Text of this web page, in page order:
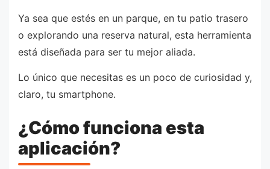
Ya sea que estés en un parque, en tu patio trasero
o explorando una reserva natural, esta herramienta
está diseñada para ser tu mejor aliada.
Lo único que necesitas es un poco de curiosidad y,
claro, tu smartphone.
¿Cómo funciona esta
aplicación?